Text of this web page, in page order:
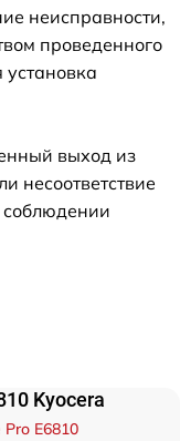
неисправности,
проведенного
выход из
несоответствие
Kyocera
E6810